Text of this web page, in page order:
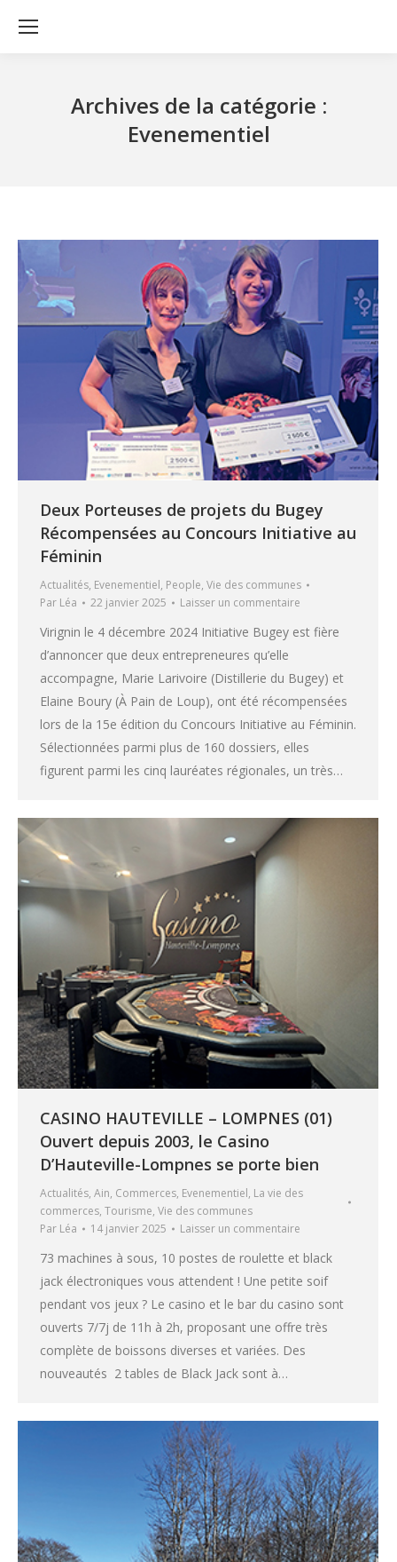
Archives de la catégorie :
Evenementiel
Deux Porteuses de projets du Bugey
Récompensées au Concours Initiative au
Féminin
Actualités, Evenementiel, People, Vie des communes
Par Léa 22 janvier 2025 Laisser un commentaire
Virignin le 4 décembre 2024 Initiative Bugey est fière
d’annoncer que deux entrepreneures qu’elle
accompagne, Marie Larivoire (Distillerie du Bugey) et
Elaine Boury (À Pain de Loup), ont été récompensées
lors de la 15e édition du Concours Initiative au Féminin.
Sélectionnées parmi plus de 160 dossiers, elles
figurent parmi les cinq lauréates régionales, un très…
CASINO HAUTEVILLE – LOMPNES (01)
Ouvert depuis 2003, le Casino
D’Hauteville-Lompnes se porte bien
Actualités, Ain, Commerces, Evenementiel, La vie des
commerces, Tourisme, Vie des communes
Par Léa 14 janvier 2025 Laisser un commentaire
73 machines à sous, 10 postes de roulette et black
jack électroniques vous attendent ! Une petite soif
pendant vos jeux ? Le casino et le bar du casino sont
ouverts 7/7j de 11h à 2h, proposant une offre très
complète de boissons diverses et variées. Des
nouveautés 2 tables de Black Jack sont à…